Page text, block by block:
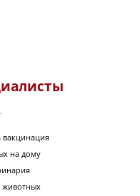
вакцинация
на дому
животных